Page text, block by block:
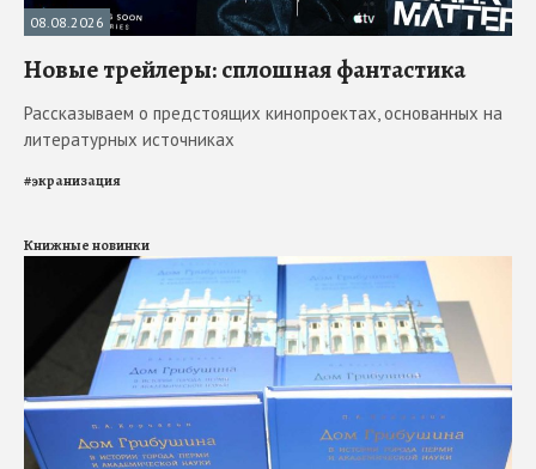
08.08.2026
Новые трейлеры: сплошная фантастика
Рассказываем о предстоящих кинопроектах, основанных на
литературных источниках
#экранизация
Книжные новинки